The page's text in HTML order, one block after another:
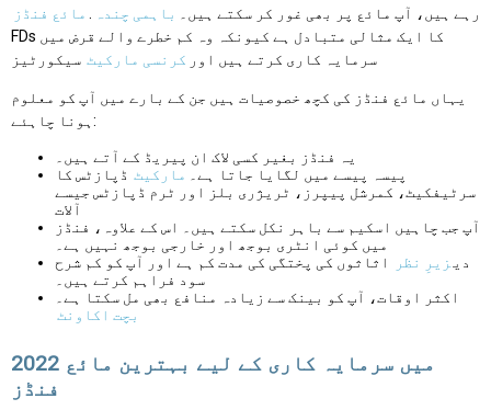
رہے ہیں، آپ مائع پر بھی غور کر سکتے ہیں۔
باہمی چندہ
مائع فنڈز
FDs کا ایک مثالی متبادل ہے کیونکہ وہ کم خطرے والے قرض میں
سرمایہ کاری کرتے ہیں اور کرنسی مارکیٹ سیکورٹیز
یہاں مائع فنڈز کی کچھ خصوصیات ہیں جن کے بارے میں آپ کو معلوم
ہونا چاہئے:
یہ فنڈز بغیر کسی لاک ان پیریڈ کے آتے ہیں۔
پیسہ پیسے میں لگایا جاتا ہے۔
مارکیٹ ڈپازٹس کا
سرٹیفکیٹ، کمرشل پیپرز، ٹریژری بلز اور ٹرم ڈپازٹس جیسے
آلات
آپ جب چاہیں اسکیم سے باہر نکل سکتے ہیں۔ اس کے علاوہ، فنڈز
میں کوئی انٹری بوجھ اور خارجی بوجھ نہیں ہے۔
دی زیرِ نظر
اثاثوں کی پختگی کی مدت کم ہے اور آپ کو کم شرح
سود فراہم کرتے ہیں۔
اکثر اوقات، آپ کو بینک سے زیادہ منافع بھی مل سکتا ہے۔
بچت اکاونٹ
2022 میں سرمایہ کاری کے لیے بہترین مائع
فنڈز